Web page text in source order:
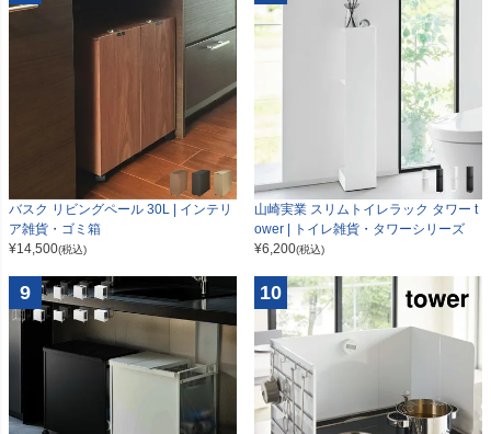
バスク リビングペール 30L | インテリ
ア雑貨・ゴミ箱
¥14,500(税込)
山崎実業 スリムトイレラック タワー t
ower | トイレ雑貨・タワーシリーズ
¥6,200(税込)
9 10